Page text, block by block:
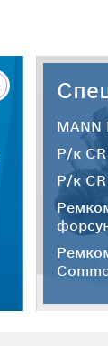
MANN
Р/к
Р/к